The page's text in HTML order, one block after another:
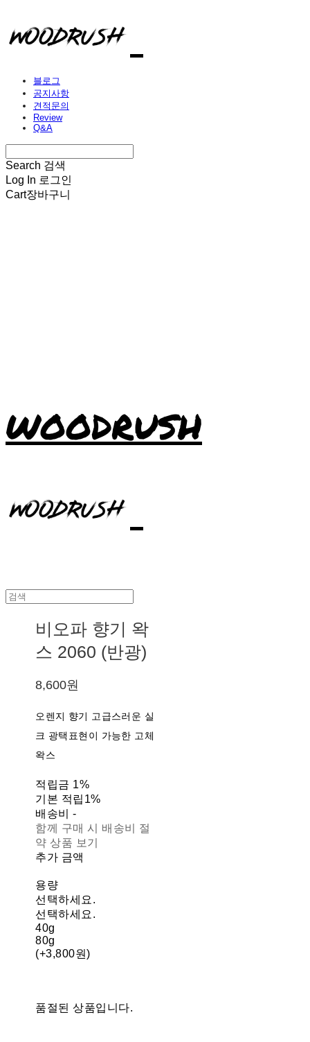
블로그
공지사항
견적문의
Review
Q&A
Search 검색
Log In 로그인
Cart장바구니
WOODRUSH
비오파 향기 왁
스 2060 (반광)
8,600원
오렌지 향기 고급스러운 실
크 광택표현이 가능한 고체
왁스
적립금 1%
기본 적립 1%
배송비-
함께 구매 시 배송비 절
약 상품 보기
추가 금액
용량
선택하세요.
선택하세요.
40g
80g
(+3,800원)
품절된 상품입니다.